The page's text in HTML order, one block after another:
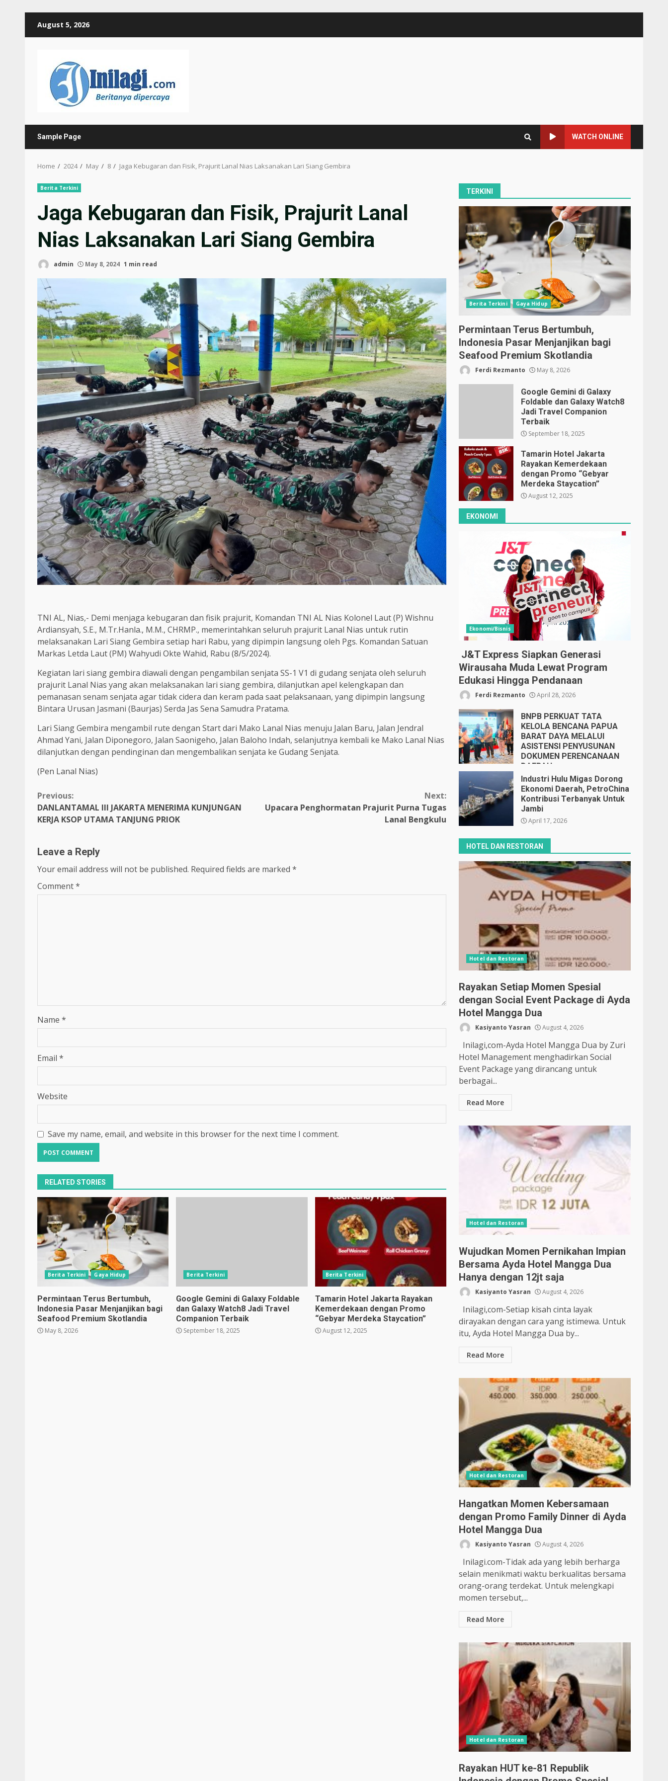
August 5, 2026
Sample Page WATCH ONLINE
Home 2024 May 8 Jaga Kebugaran dan Fisik, Prajurit Lanal Nias Laksanakan Lari Siang Gembira
Berita Terkini
Jaga Kebugaran dan Fisik, Prajurit Lanal
Nias Laksanakan Lari Siang Gembira
admin May 8, 2024 1 min read
TNI AL, Nias,- Demi menjaga kebugaran dan fisik prajurit, Komandan TNI AL Nias Kolonel Laut (P) Wishnu
Ardiansyah, S.E., M.Tr.Hanla., M.M., CHRMP., memerintahkan seluruh prajurit Lanal Nias untuk rutin
melaksanakan Lari Siang Gembira setiap hari Rabu, yang dipimpin langsung oleh Pgs. Komandan Satuan
Markas Letda Laut (PM) Wahyudi Okte Wahid, Rabu (8/5/2024).
Kegiatan lari siang gembira diawali dengan pengambilan senjata SS-1 V1 di gudang senjata oleh seluruh
prajurit Lanal Nias yang akan melaksanakan lari siang gembira, dilanjutkan apel kelengkapan dan
pemanasan senam senjata agar tidak cidera dan keram pada saat pelaksanaan, yang dipimpin langsung
Bintara Urusan Jasmani (Baurjas) Serda Jas Sena Samudra Pratama.
Lari Siang Gembira mengambil rute dengan Start dari Mako Lanal Nias menuju Jalan Baru, Jalan Jendral
Ahmad Yani, Jalan Diponegoro, Jalan Saonigeho, Jalan Baloho Indah, selanjutnya kembali ke Mako Lanal Nias
dilanjutkan dengan pendinginan dan mengembalikan senjata ke Gudang Senjata.
(Pen Lanal Nias)
Continue
Reading
Previous:
DANLANTAMAL III JAKARTA MENERIMA KUNJUNGAN
KERJA KSOP UTAMA TANJUNG PRIOK
Next:
Upacara Penghormatan Prajurit Purna Tugas
Lanal Bengkulu
Leave a Reply
Your email address will not be published. Required fields are marked *
Comment*
Name *
Email *
Website
Save my name, email, and website in this browser for the next time I comment.
RELATED STORIES
Berita Terkini Gaya Hidup
Permintaan Terus Bertumbuh,
Indonesia Pasar Menjanjikan bagi
Seafood Premium Skotlandia
May 8, 2026
Berita Terkini
Google Gemini di Galaxy Foldable
dan Galaxy Watch8 Jadi Travel
Companion Terbaik
September 18, 2025
Berita Terkini
Tamarin Hotel Jakarta Rayakan
Kemerdekaan dengan Promo
“Gebyar Merdeka Staycation”
August 12, 2025
TERKINI
Berita Terkini Gaya Hidup
Permintaan Terus Bertumbuh,
Indonesia Pasar Menjanjikan bagi
Seafood Premium Skotlandia
Ferdi Rezmanto May 8, 2026
Google Gemini di Galaxy
Foldable dan Galaxy Watch8
Jadi Travel Companion
Terbaik
September 18, 2025
Tamarin Hotel Jakarta
Rayakan Kemerdekaan
dengan Promo “Gebyar
Merdeka Staycation”
August 12, 2025
EKONOMI
Ekonomi/Bisnis
J&T Express Siapkan Generasi
Wirausaha Muda Lewat Program
Edukasi Hingga Pendanaan
Ferdi Rezmanto April 28, 2026
BNPB PERKUAT TATA
KELOLA BENCANA PAPUA
BARAT DAYA MELALUI
ASISTENSI PENYUSUNAN
DOKUMEN PERENCANAAN
DAERAH
April 17, 2026
Industri Hulu Migas Dorong
Ekonomi Daerah, PetroChina
Kontribusi Terbanyak Untuk
Jambi
April 17, 2026
HOTEL DAN RESTORAN
Hotel dan Restoran
Rayakan Setiap Momen Spesial
dengan Social Event Package di Ayda
Hotel Mangga Dua
Kasiyanto Yasran August 4, 2026
Inilagi,com-Ayda Hotel Mangga Dua by Zuri
Hotel Management menghadirkan Social
Event Package yang dirancang untuk
berbagai...
Read More
Hotel dan Restoran
Wujudkan Momen Pernikahan Impian
Bersama Ayda Hotel Mangga Dua
Hanya dengan 12jt saja
Kasiyanto Yasran August 4, 2026
Inilagi,com-Setiap kisah cinta layak
dirayakan dengan cara yang istimewa. Untuk
itu, Ayda Hotel Mangga Dua by...
Read More
Hotel dan Restoran
Hangatkan Momen Kebersamaan
dengan Promo Family Dinner di Ayda
Hotel Mangga Dua
Kasiyanto Yasran August 4, 2026
Inilagi.com-Tidak ada yang lebih berharga
selain menikmati waktu berkualitas bersama
orang-orang terdekat. Untuk melengkapi
momen tersebut,...
Read More
Hotel dan Restoran
Rayakan HUT ke-81 Republik